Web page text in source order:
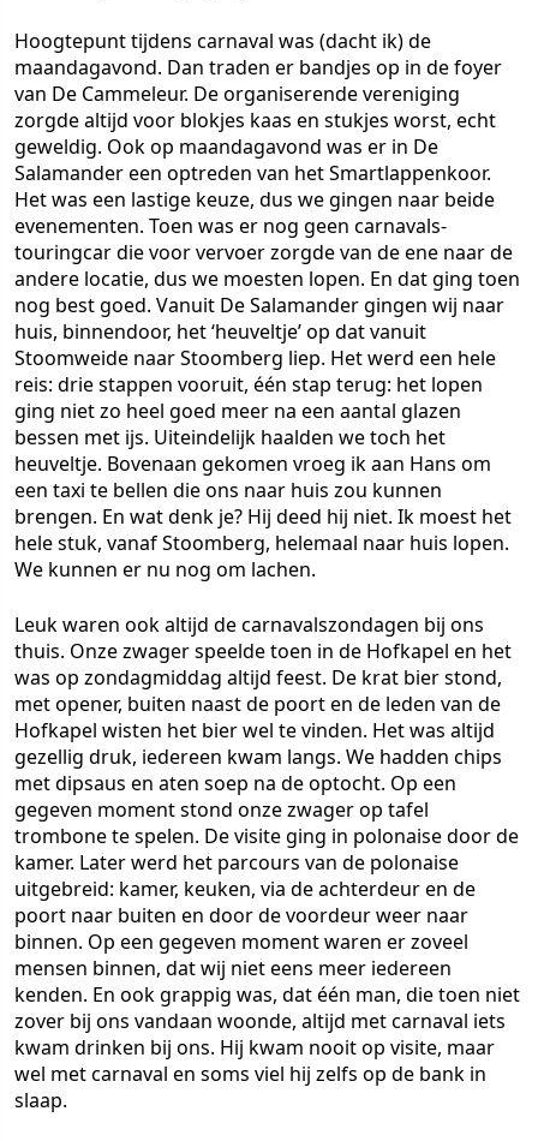
Hoogtepunt tijdens carnaval was (dacht ik) de
maandagavond. Dan traden er bandjes op in de foyer
van De Cammeleur. De organiserende vereniging
zorgde altijd voor blokjes kaas en stukjes worst, echt
geweldig. Ook op maandagavond was er in De
Salamander een optreden van het Smartlappenkoor.
Het was een lastige keuze, dus we gingen naar beide
evenementen. Toen was er nog geen carnavals-
touringcar die voor vervoer zorgde van de ene naar de
andere locatie, dus we moesten lopen. En dat ging toen
nog best goed. Vanuit De Salamander gingen wij naar
huis, binnendoor, het ‘heuveltje’ op dat vanuit
Stoomweide naar Stoomberg liep. Het werd een hele
reis: drie stappen vooruit, één stap terug: het lopen
ging niet zo heel goed meer na een aantal glazen
bessen met ijs. Uiteindelijk haalden we toch het
heuveltje. Bovenaan gekomen vroeg ik aan Hans om
een taxi te bellen die ons naar huis zou kunnen
brengen. En wat denk je? Hij deed hij niet. Ik moest het
hele stuk, vanaf Stoomberg, helemaal naar huis lopen.
We kunnen er nu nog om lachen.
Leuk waren ook altijd de carnavalszondagen bij ons
thuis. Onze zwager speelde toen in de Hofkapel en het
was op zondagmiddag altijd feest. De krat bier stond,
met opener, buiten naast de poort en de leden van de
Hofkapel wisten het bier wel te vinden. Het was altijd
gezellig druk, iedereen kwam langs. We hadden chips
met dipsaus en aten soep na de optocht. Op een
gegeven moment stond onze zwager op tafel
trombone te spelen. De visite ging in polonaise door de
kamer. Later werd het parcours van de polonaise
uitgebreid: kamer, keuken, via de achterdeur en de
poort naar buiten en door de voordeur weer naar
binnen. Op een gegeven moment waren er zoveel
mensen binnen, dat wij niet eens meer iedereen
kenden. En ook grappig was, dat één man, die toen niet
zover bij ons vandaan woonde, altijd met carnaval iets
kwam drinken bij ons. Hij kwam nooit op visite, maar
wel met carnaval en soms viel hij zelfs op de bank in
slaap.